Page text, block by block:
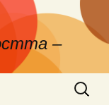
–
за: